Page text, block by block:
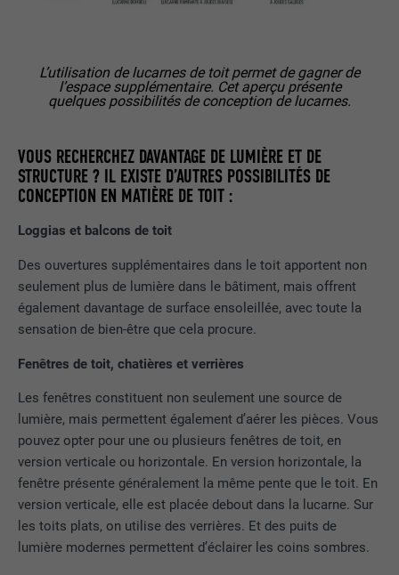
VOUS RECHERCHEZ DAVANTAGE DE LUMIÈRE ET DE
STRUCTURE ? IL EXISTE D’AUTRES POSSIBILITÉS DE
CONCEPTION EN MATIÈRE DE TOIT :
Loggias et balcons de toit
Des ouvertures supplémentaires dans le toit apportent non
seulement plus de lumière dans le bâtiment, mais offrent
également davantage de surface ensoleillée, avec toute la
sensation de bien-être que cela procure.
Fenêtres de toit, chatières et verrières
Les fenêtres constituent non seulement une source de
lumière, mais permettent également d’aérer les pièces. Vous
pouvez opter pour une ou plusieurs fenêtres de toit, en
version verticale ou horizontale. En version horizontale, la
fenêtre présente généralement la même pente que le toit. En
version verticale, elle est placée debout dans la lucarne. Sur
les toits plats, on utilise des verrières. Et des puits de
lumière modernes permettent d’éclairer les coins sombres.
L’utilisation de lucarnes de toit permet de gagner de
l’espace supplémentaire. Cet aperçu présente
quelques possibilités de conception de lucarnes.
FOURNISSEUR Facebook
UTILITÉ
Est utilisé par Facebook pour afficher
une série de produits publicitaires, par
d'annonceurs tiers.
NOM fr
FOURNISSEUR Facebook
EXPIRATION 3 mois
UTILITÉ
Est utilisé par Facebook pour afficher
une série de produits publicitaires, par
exemple des offres en temps réel
d'annonceurs tiers.
NOM IDE